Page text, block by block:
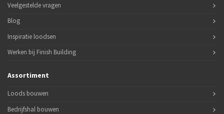
Veelgestelde vragen
Blog
Inspiratie loodsen
Werken bij Finish Building
Assortiment
Loods bouwen
Bedrijfshal bouwen